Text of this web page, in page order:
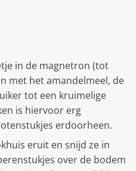
in de magnetron (tot
met het amandelmeel, de
tot een kruimelige
is hiervoor erg
erdoorheen.
eruit en snijd ze in
over de bodem